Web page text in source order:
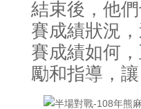
結束後 ， 他
賽成績狀況 ，
賽成績如何 ，
勵和指導 ，